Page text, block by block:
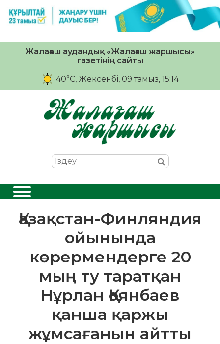
Жалағаш аудандық «Жалағаш жаршысы»
газетінің сайты
40°C, Жексенбі, 09 тамыз, 15:14
Қазақстан-Финляндия
ойынында
көрермендерге 20
мың ту таратқан
Нұрлан Қоянбаев
қанша қаржы
жұмсағанын айтты